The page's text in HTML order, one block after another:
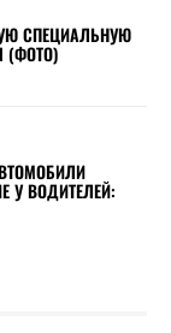
СПЕЦИАЛЬНУЮ
(ФОТО)
У ВОДИТЕЛЕЙ: